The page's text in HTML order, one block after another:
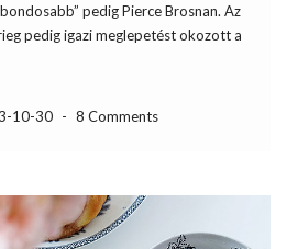
pedig Pierce Brosnan. Az
pedig igazi meglepetést okozott a
10-30 - 8 Comments